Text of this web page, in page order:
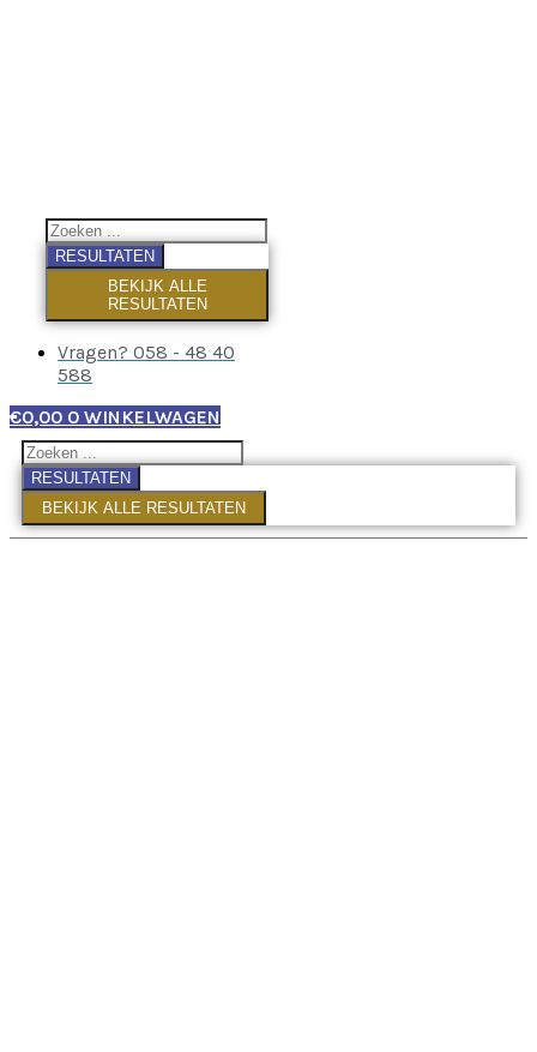
RESULTATEN
BEKIJK ALLE
RESULTATEN
Vragen? 058 - 48 40
588
€0,00 0 WINKELWAGEN
RESULTATEN
BEKIJK ALLE RESULTATEN